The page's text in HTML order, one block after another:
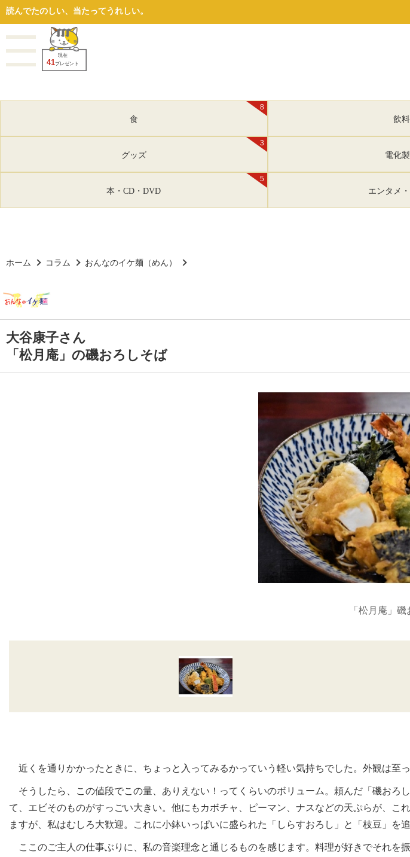
読んでたのしい、当たってうれしい。
現在
41プレゼント
8
食 飲料
3
グッズ 電化
5
本・CD・DVD エンタメ
ホーム コラム おんなのイケ麺（めん）
大谷康子さん
「松月庵」の磯おろしそば
「松月庵」
近くを通りかかったときに、ちょっと入ってみるかっていう軽い気持ちでした。外観は至
そうしたら、この値段でこの量、ありえない！ってくらいのボリューム。頼んだ「磯おろ
て、エビそのものがすっごい大きい。他にもカボチャ、ピーマン、ナスなどの天ぷらが、
ますが、私はむしろ大歓迎。これに小鉢いっぱいに盛られた「しらすおろし」と「枝豆」を
ここのご主人の仕事ぶりに、私の音楽理念と通じるものを感じます。料理が好きでそれを